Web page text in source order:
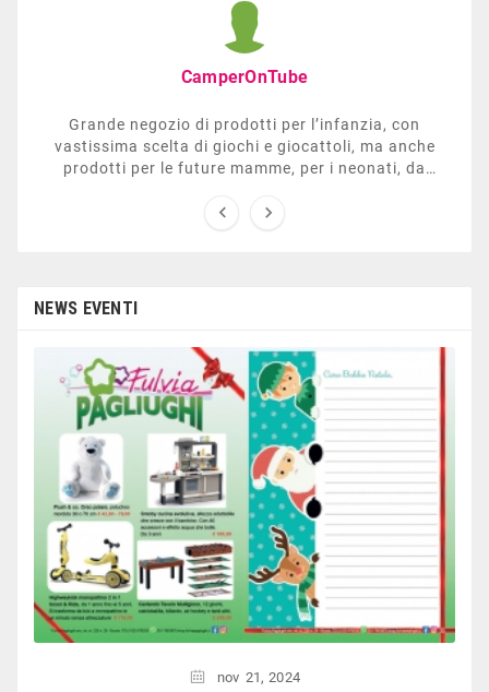
CamperOnTube
Grande negozio di prodotti per l’infanzia, con
vastissima scelta di giochi e giocattoli, ma anche
prodotti per le future mamme, per i neonati, da
sezione dedicata all’arredo giardino, giochi all’aperto,
 
NEWS EVENTI
nov 21, 2024